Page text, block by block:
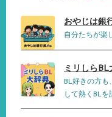
おやじは銀
自分たちが楽
ミリしら
BL好きの方
して熱くBLを